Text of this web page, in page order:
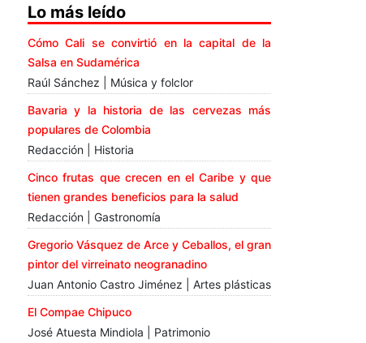
Lo más leído
Cómo Cali se convirtió en la capital de la
Salsa en Sudamérica
Raúl Sánchez | Música y folclor
Bavaria y la historia de las cervezas más
populares de Colombia
Redacción | Historia
Cinco frutas que crecen en el Caribe y que
tienen grandes beneficios para la salud
Redacción | Gastronomía
Gregorio Vásquez de Arce y Ceballos, el gran
pintor del virreinato neogranadino
Juan Antonio Castro Jiménez | Artes plásticas
El Compae Chipuco
José Atuesta Mindiola | Patrimonio